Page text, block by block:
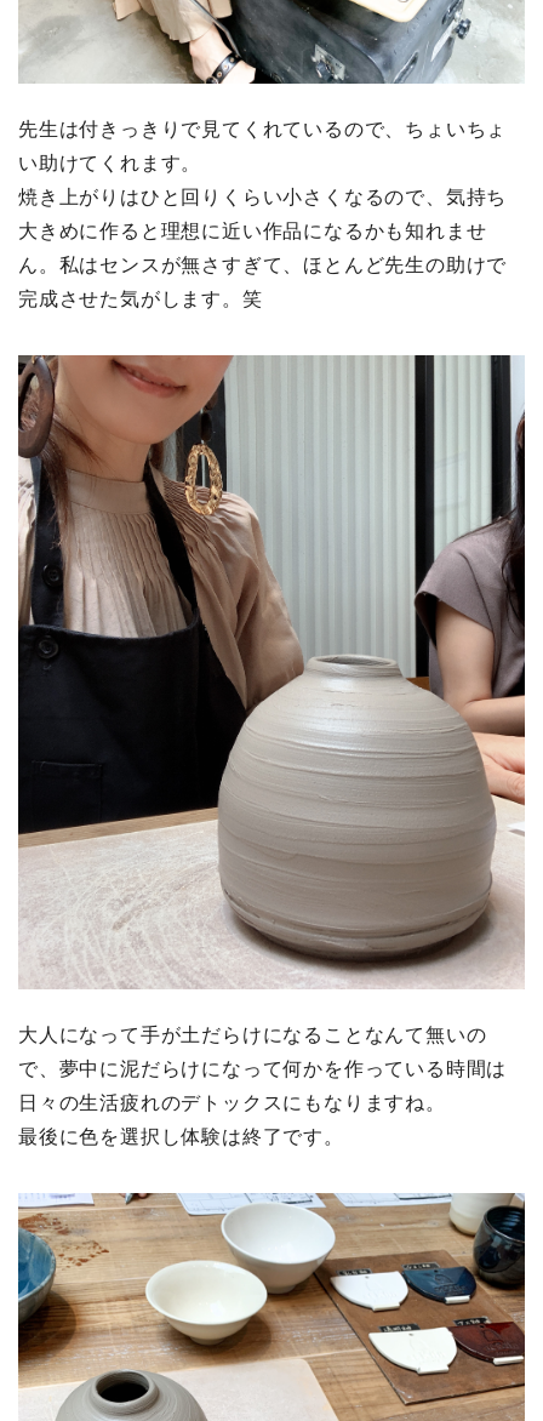
先生は付きっきりで見てくれているので、ちょいちょ
い助けてくれます。
焼き上がりはひと回りくらい小さくなるので、気持ち
大きめに作ると理想に近い作品になるかも知れませ
ん。私はセンスが無さすぎて、ほとんど先生の助けで
完成させた気がします。笑
大人になって手が土だらけになることなんて無いの
で、夢中に泥だらけになって何かを作っている時間は
日々の生活疲れのデトックスにもなりますね。
最後に色を選択し体験は終了です。